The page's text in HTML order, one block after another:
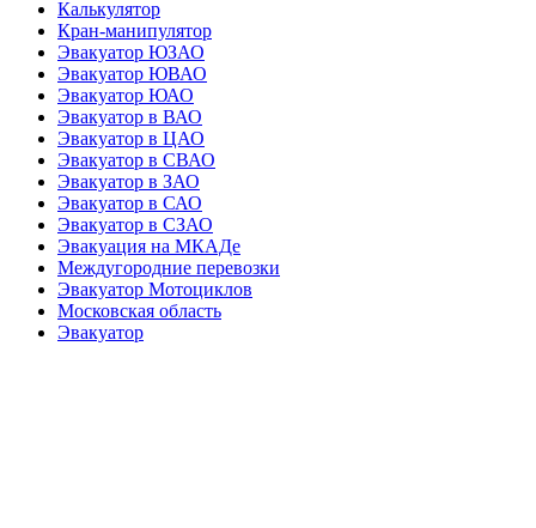
Калькулятор
Кран-манипулятор
Эвакуатор ЮЗАО
Эвакуатор ЮВАО
Эвакуатор ЮАО
Эвакуатор в ВАО
Эвакуатор в ЦАО
Эвакуатор в СВАО
Эвакуатор в ЗАО
Эвакуатор в САО
Эвакуатор в СЗАО
Эвакуация на МКАДе
Междугородние перевозки
Эвакуатор Мотоциклов
Московская область
Эвакуатор